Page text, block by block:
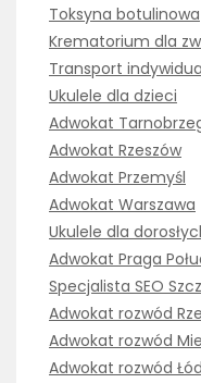
Toksyna botulinowa
Krematorium dla
Transport
Ukulele dla dzieci
Adwokat
Adwokat Rzeszów
Adwokat Przemyśl
Adwokat Warszawa
Ukulele dla
Adwokat Praga
Specjalista SEO
Adwokat rozwód
Adwokat rozwód
Adwokat rozwód